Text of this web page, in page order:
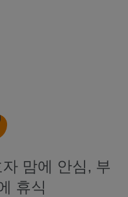
맘에 안심, 부
휴식